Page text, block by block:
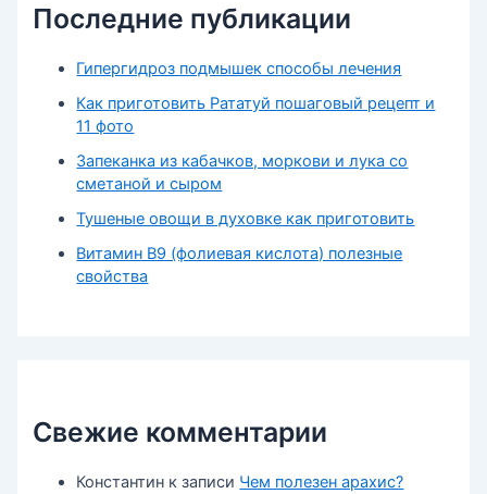
Последние публикации
Гипергидроз подмышек способы лечения
Как приготовить Рататуй пошаговый рецепт и
11 фото
Запеканка из кабачков, моркови и лука со
сметаной и сыром
Тушеные овощи в духовке как приготовить
Витамин В9 (фолиевая кислота) полезные
свойства
Свежие комментарии
Константин к записи Чем полезен арахис?